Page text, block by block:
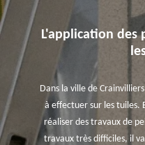
L'application des
Dans la ville de
à effectuer sur les
réaliser des travaux de
travaux très difficiles, il